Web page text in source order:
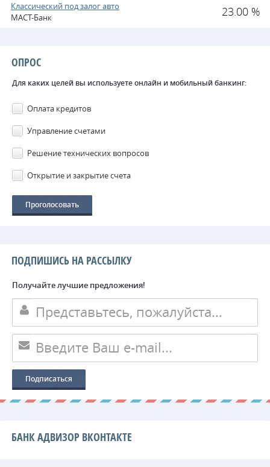
Классический под залог авто
МАСТ-Банк
23.00 %
ОПРОС
Для каких целей вы используете онлайн и мобильный банкинг:
Оплата кредитов
Управление счетами
Решение технических вопросов
Открытие и закрытие счета
ПОДПИШИСЬ НА РАССЫЛКУ
Получайте лучшие предложения!
БАНК АДВИЗОР ВКОНТАКТЕ